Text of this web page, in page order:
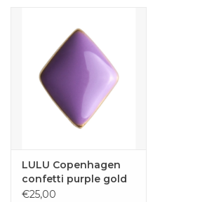
LULU Copenhagen
confetti purple gold
€25,00